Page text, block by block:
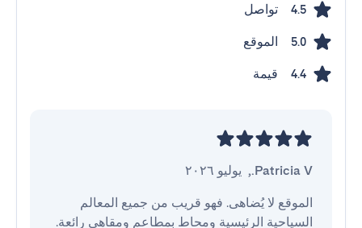
4.5 تواصل
5.0 الموقع
4.4 قيمة
Patricia V.
, يوليو ٢٠٢٦